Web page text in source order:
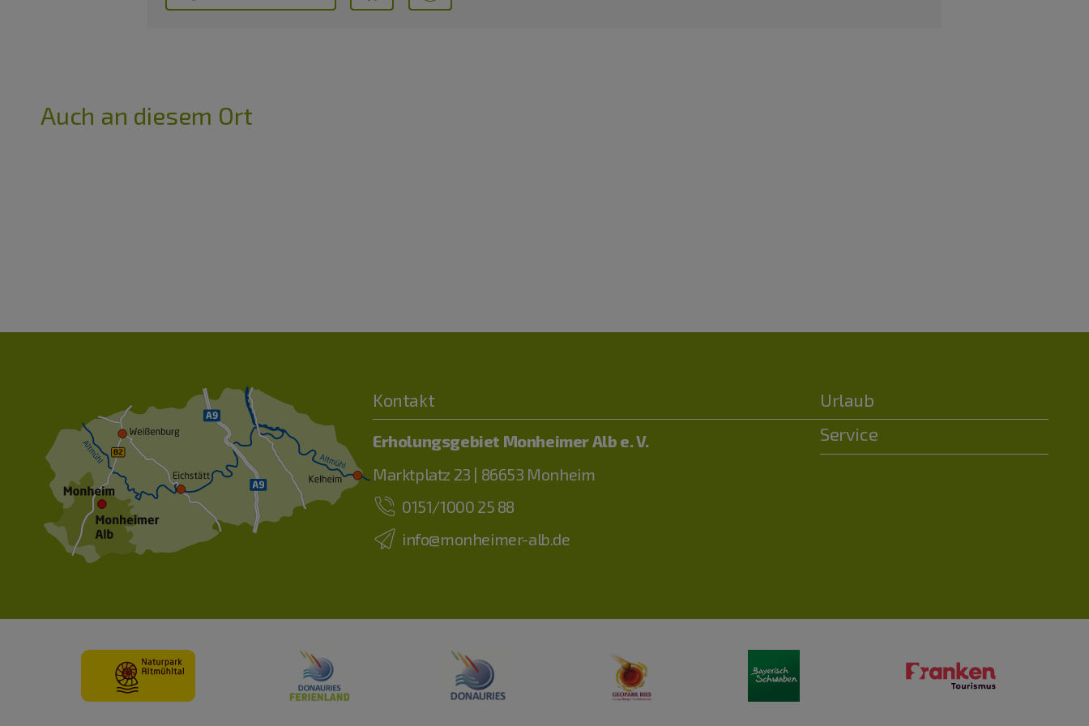
Auch an diesem Ort
Kontakt
Erholungsgebiet Monheimer Alb e. V.
Marktplatz 23 | 86653 Monheim
0151/1000 25 88
info@monheimer-alb.de
Urlaub
Service